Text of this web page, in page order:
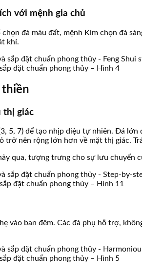
với mệnh gia chủ
đá màu đất, mệnh Kim chọn đá
khí.
đặt chuẩn phong thủy – Hình 4
thiền
thị giác
5, 7) để tạo nhịp điệu tự nhiên. Đá
nên rộng lớn hơn về mặt thị giác.
qua, tượng trưng cho sự lưu chuyển
đặt chuẩn phong thủy – Hình 11
vào ban đêm. Các đá phụ hỗ trợ,
đặt chuẩn phong thủy – Hình 5